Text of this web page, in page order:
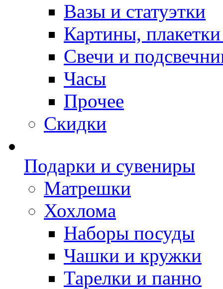
Вазы и статуэтки
Картины,
Свечи и
Часы
Прочее
Скидки
Подарки и сувениры
Матрешки
Хохлома
Наборы посуды
Чашки и кружки
Тарелки и панно